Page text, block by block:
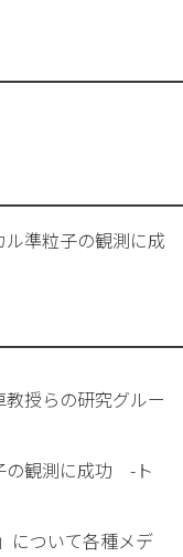
粒子の観測に成
授らの研究グルー
の観測に成功 -ト
について各種メデ